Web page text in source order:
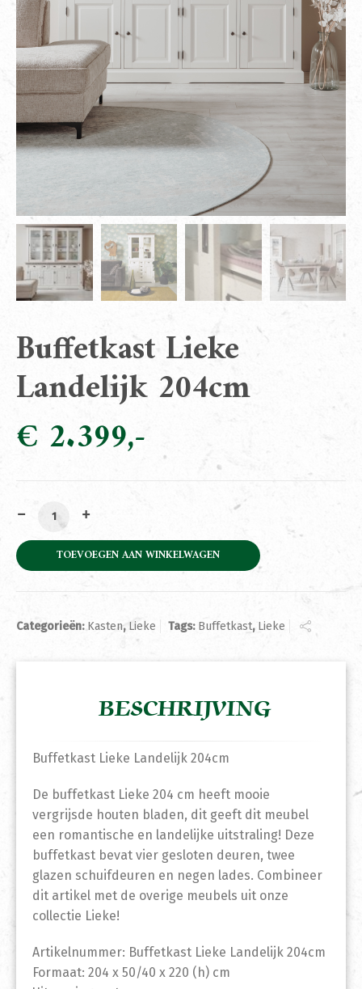
Buffetkast Lieke
Landelijk 204cm
€ 2.399
Buffetkast Lieke Landelijk 204cm aantal
TOEVOEGEN AAN WINKELWAGEN
Categorieën: Kasten, Lieke Tags: Buffetkast, Lieke
BESCHRIJVING
Buffetkast Lieke Landelijk 204cm
De buffetkast Lieke 204 cm heeft mooie
vergrijsde houten bladen, dit geeft dit meubel
een romantische en landelijke uitstraling! Deze
buffetkast bevat vier gesloten deuren, twee
glazen schuifdeuren en negen lades. Combineer
dit artikel met de overige meubels uit onze
collectie Lieke!
Artikelnummer: Buffetkast Lieke Landelijk 204cm
Formaat: 204 x 50/40 x 220 (h) cm